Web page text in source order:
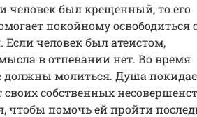
человек был крещенный, то его
покойному освободиться
Если человек был атеистом,
в отпевании нет. Во время
должны молиться. Душа
собственных
чтобы помочь ей пройти